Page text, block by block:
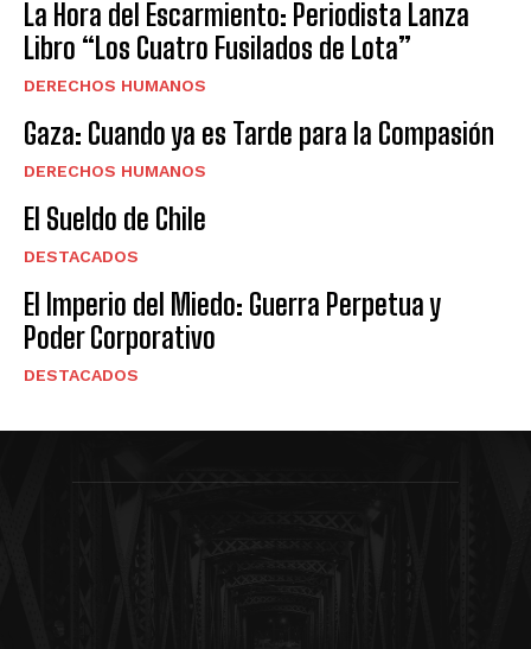
La Hora del Escarmiento: Periodista Lanza
Libro “Los Cuatro Fusilados de Lota”
DERECHOS HUMANOS
Gaza: Cuando ya es Tarde para la Compasión
DERECHOS HUMANOS
El Sueldo de Chile
DESTACADOS
El Imperio del Miedo: Guerra Perpetua y
Poder Corporativo
DESTACADOS